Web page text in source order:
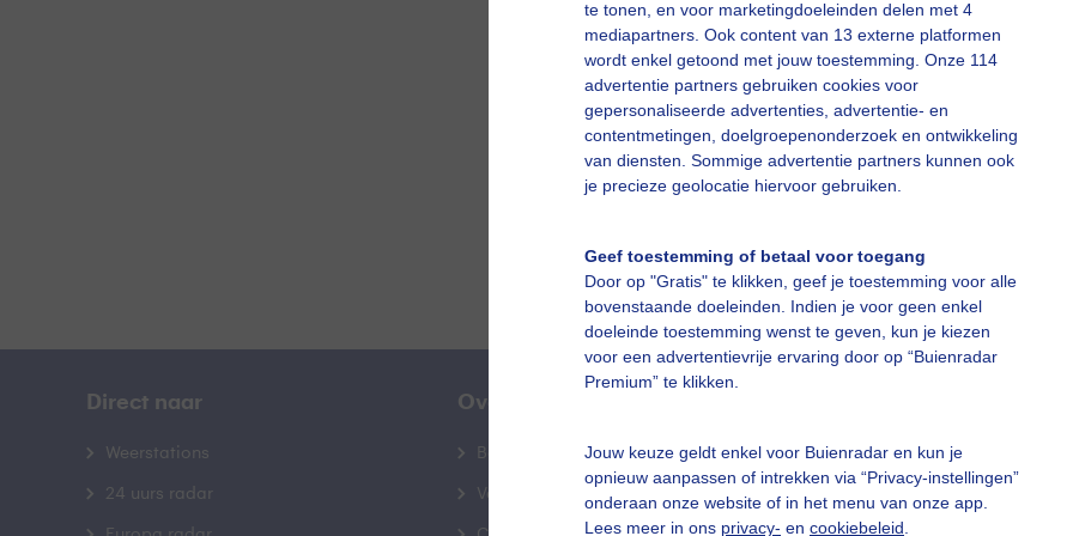
te tonen, en voor marketingdoeleinden delen met 4
mediapartners. Ook content van 13 externe platformen
wordt enkel getoond met jouw toestemming. Onze 114
advertentie partners gebruiken cookies voor
gepersonaliseerde advertenties, advertentie- en
contentmetingen, doelgroepenonderzoek en ontwikkeling
van diensten. Sommige advertentie partners kunnen ook
je precieze geolocatie hiervoor gebruiken.
Geef toestemming of betaal voor toegang
Door op "Gratis" te klikken, geef je toestemming voor alle
bovenstaande doeleinden. Indien je voor geen enkel
doeleinde toestemming wenst te geven, kun je kiezen
voor een advertentievrije ervaring door op “Buienradar
Premium” te klikken.
Jouw keuze geldt enkel voor Buienradar en kun je
opnieuw aanpassen of intrekken via “Privacy-instellingen”
onderaan onze website of in het menu van onze app.
Lees meer in ons privacy- en cookiebeleid
Zon Wolken
Bekijk slideshow
Een moment
Direct naar
Weerstations
24 uurs radar
Over Buienradar
Bedrijfsgegevens
Veelgestelde vragen
De Bilt